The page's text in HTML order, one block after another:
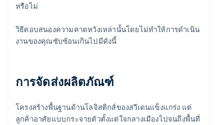
หรือไม่
วิธีตอบสนองความคาดหวังเหล่านั้นโดยไม่ทำให้การดำเนิน
งานของคุณซับซ้อนเกินไปมีดังนี้
การจัดส่งผลิตภัณฑ์
โครงสร้างพื้นฐานด้านโลจิสติกส์ของสวีเดนแข็งแกร่ง แต่
ลูกค้าอาศัยแบบกระจายตัวตั้งแต่ใจกลางเมืองไปจนถึงพื้นที่